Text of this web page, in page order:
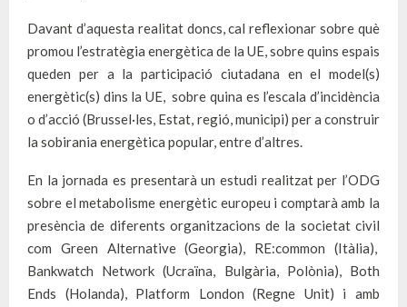
Davant d’aquesta realitat doncs, cal reflexionar sobre què
promou l’estratègia energètica de la UE, sobre quins espais
queden per a la participació ciutadana en el model(s)
energètic(s) dins la UE, sobre quina es l’escala d’incidència
o d’acció (Brussel·les, Estat, regió, municipi) per a construir
la sobirania energètica popular, entre d’altres.
En la jornada es presentarà un estudi realitzat per l’ODG
sobre el metabolisme energètic europeu i comptarà amb la
presència de diferents organitzacions de la societat civil
com Green Alternative (Georgia), RE:common (Itàlia),
Bankwatch Network (Ucraïna, Bulgària, Polònia), Both
Ends (Holanda), Platform London (Regne Unit) i amb